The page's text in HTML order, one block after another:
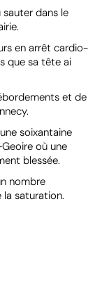
sauter dans le
en arrêt cardio-
que sa tête ai
et de
soixantaine
où une
blessée.
nombre
la saturation.